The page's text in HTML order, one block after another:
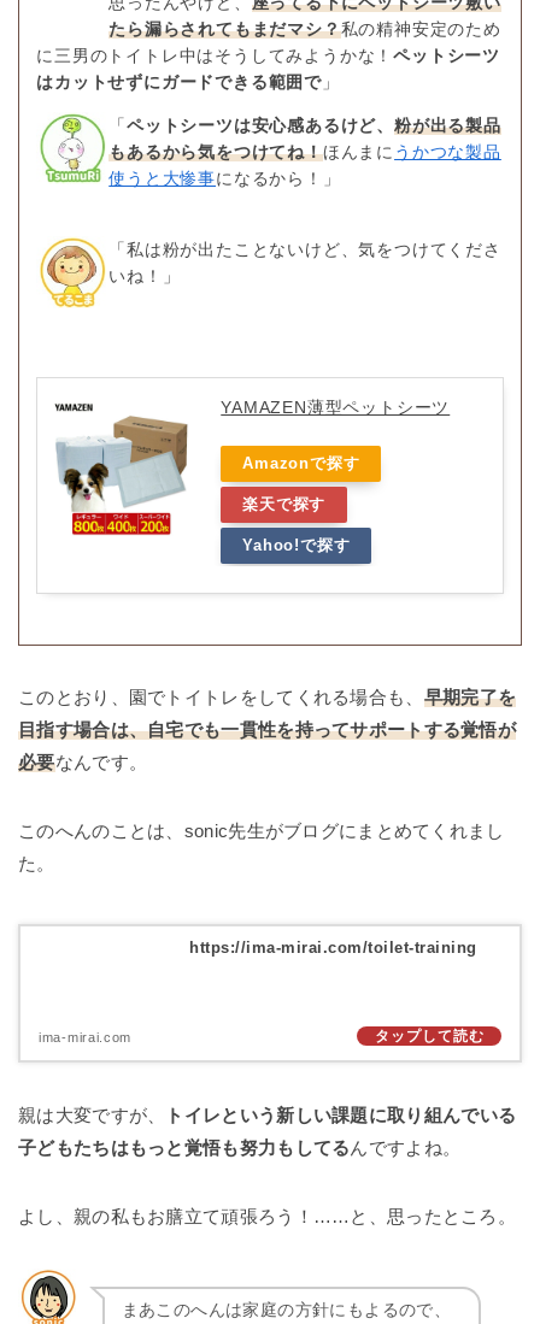
たら漏らされてもまだマシ？私の精神安定のため
に三男のトイトレ中はそうしてみようかな！ペットシーツ
はカットせずにガードできる範囲で 」
「ペットシーツは安心感あるけど、粉が出る製品
もあるから気をつけてね！ほんまに うかつな製品
使うと大惨事になるから！」
「私は粉が出たことないけど、気をつけてくださ
いね！」
YAMAZEN薄型ペットシーツ
Amazonで探す
楽天で探す
Yahoo!で探す
このとおり、園でトイトレをしてくれる場合も、 早期完了を
目指す場合は、自宅でも一貫性を持ってサポートする覚悟が
必要なんです。
このへんのことは、sonic先生がブログにまとめてくれまし
た。
https://ima-mirai.com/toilet-training
ima-mirai.com
親は大変ですが、
トイレという新しい課題に取り組んでいる
子どもたちはもっと覚悟も努力もしてるんですよね。
よし、親の私もお膳立て頑張ろう！……と、思ったところ。
まあこのへんは家庭の方針にもよるので、